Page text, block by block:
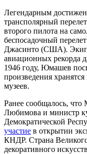
Легендарным
трансполярный
второго пилота на
беспосадочный
Джасинто (США).
авиационных рекорда
1946 году, Юмашев
произведения
музеев.
Ранее сообщалось,
Любимова и министр
Демократической
участие в открытии
КНДР. Страна
декоративного